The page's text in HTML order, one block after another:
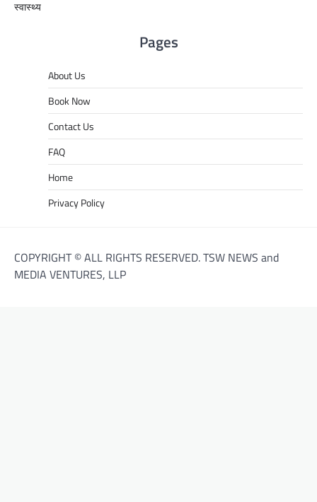
स्वास्थ्य
Pages
About Us
Book Now
Contact Us
FAQ
Home
Privacy Policy
COPYRIGHT © ALL RIGHTS RESERVED. TSW NEWS and
MEDIA VENTURES, LLP